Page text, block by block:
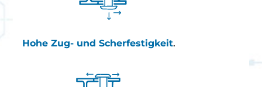
Hohe Zug- und Scherfestigkeit.